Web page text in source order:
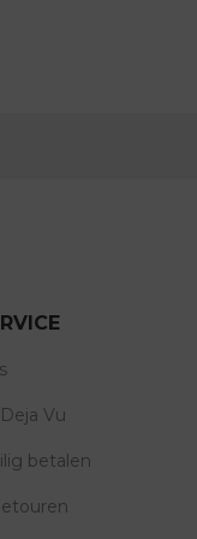
Vu
betalen